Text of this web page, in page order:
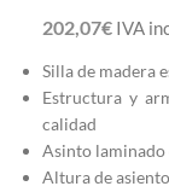
202,07€ IVA
Silla de madera
Estructura y
calidad
Asinto laminado
Altura de